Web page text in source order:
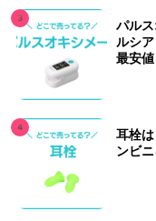
パル
ルシ
最安
耳栓
ンビ